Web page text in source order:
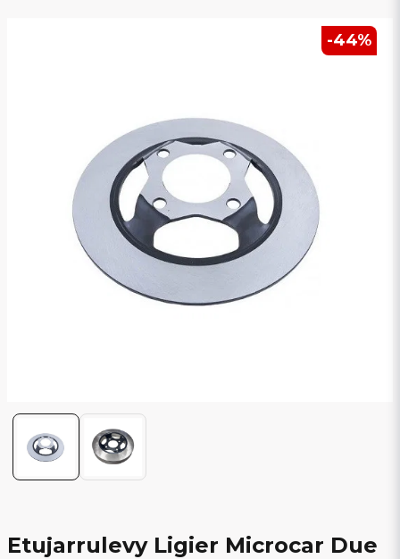
-44%
Etujarrulevy Ligier Microcar Due